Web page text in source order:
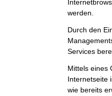
werden.
Durch den
Services
Mittels eines
Internetseite
wie bereits